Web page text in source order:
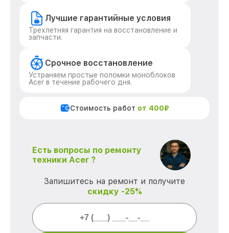
Лучшие гарантийные условия
Трехлетняя гарантия на восстановление и
запчасти.
Срочное восстановление
Устраняем простые поломки моноблоков
Acer в течение рабочего дня.
Стоимость работ от 400₽
Есть вопросы по ремонту
техники Acer ?
Запишитесь на ремонт и получите
скидку -25%